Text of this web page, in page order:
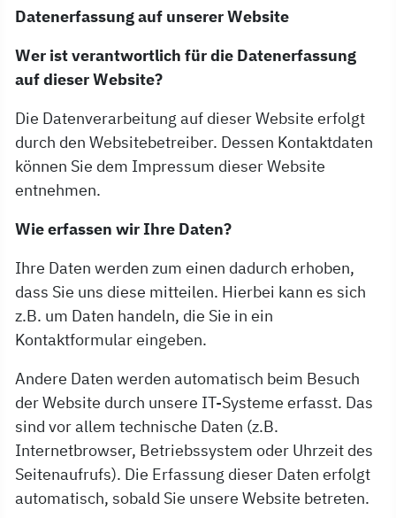
Datenerfassung auf unserer Website
Wer ist verantwortlich für die Datenerfassung
auf dieser Website?
Die Datenverarbeitung auf dieser Website erfolgt
durch den Websitebetreiber. Dessen Kontaktdaten
können Sie dem Impressum dieser Website
entnehmen.
Wie erfassen wir Ihre Daten?
Ihre Daten werden zum einen dadurch erhoben,
dass Sie uns diese mitteilen. Hierbei kann es sich
z.B. um Daten handeln, die Sie in ein
Kontaktformular eingeben.
Andere Daten werden automatisch beim Besuch
der Website durch unsere IT-Systeme erfasst. Das
sind vor allem technische Daten (z.B.
Internetbrowser, Betriebssystem oder Uhrzeit des
Seitenaufrufs). Die Erfassung dieser Daten erfolgt
automatisch, sobald Sie unsere Website betreten.